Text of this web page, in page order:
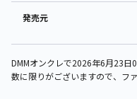
発売元
DMMオンクレで2026年6月23日
数に限りがございますので、フ